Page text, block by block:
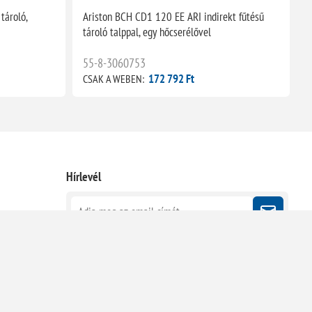
Ariston BCH CD1 120 EE ARI indirekt fűtésű
tároló talppal, egy hőcserélővel
55-8-3060753
CSAK A WEBEN: 172 792 Ft
Hírlevél